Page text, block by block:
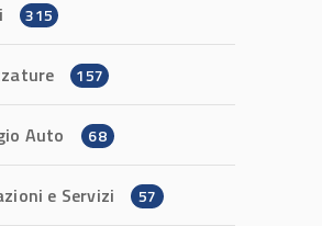
315
157
Auto 68
e Servizi 57